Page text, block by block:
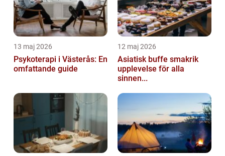
13 maj 2026
Psykoterapi i Västerås: En
omfattande guide
12 maj 2026
Asiatisk buffe smakrik
upplevelse för alla
sinnen...